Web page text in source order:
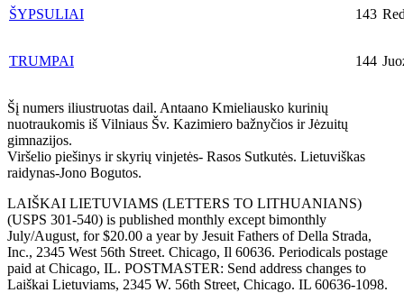
ŠYPSULIAI 143
TRUMPAI 144
Šį numers iliustruotas dail. Antaano Kmieliausko kurinių
nuotraukomis iš Vilniaus Šv. Kazimiero bažnyčios ir Jėzuitų
gimnazijos.
Viršelio piešinys ir skyrių vinjetės- Rasos Sutkutės. Lietuviškas
raidynas-Jono Bogutos.
LAIŠKAI LIETUVIAMS (LETTERS TO LITHUANIANS)
(USPS 301-540) is published monthly except bimonthly
July/August, for $20.00 a year by Jesuit Fathers of Della Strada,
Inc., 2345 West 56th Street. Chicago, Il 60636. Periodicals postage
paid at Chicago, IL. POSTMASTER: Send address changes to
Laiškai Lietuviams, 2345 W. 56th Street, Chicago. IL 60636-1098.